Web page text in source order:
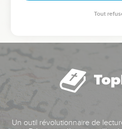
Un outil révolutionnaire de
Tout